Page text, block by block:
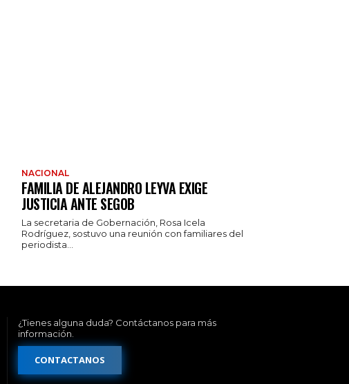
NACIONAL
FAMILIA DE ALEJANDRO LEYVA EXIGE
JUSTICIA ANTE SEGOB
La secretaria de Gobernación, Rosa Icela
Rodríguez, sostuvo una reunión con familiares del
periodista...
¿Tienes alguna duda? Contáctanos para más
información.
CONTACTANOS